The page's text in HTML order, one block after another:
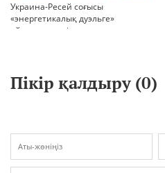
Украина-Ресей соғысы
«энергетикалық дуэльге»
айналып кетті
Пікір қалдыру (0)